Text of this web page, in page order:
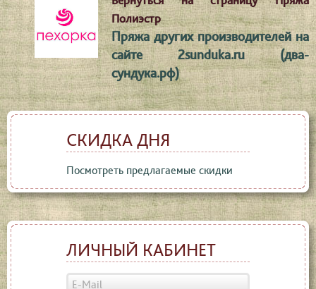
Полиэстр
Пряжа других производителей на
сайте 2sunduka.ru (два-
сундука.рф)
СКИДКА ДНЯ
Посмотреть предлагаемые скидки
ЛИЧНЫЙ КАБИНЕТ